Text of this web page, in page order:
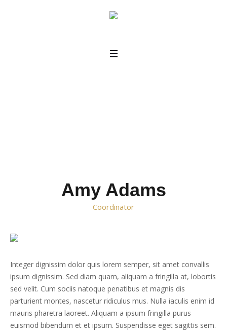
Amy Adams
Сoordinator
Integer dignissim dolor quis lorem semper, sit amet convallis
ipsum dignissim. Sed diam quam, aliquam a fringilla at, lobortis
sed velit. Cum sociis natoque penatibus et magnis dis
parturient montes, nascetur ridiculus mus. Nulla iaculis enim id
mauris pharetra laoreet. Aliquam a ipsum fringilla purus
euismod bibendum et et ipsum. Suspendisse eget sagittis sem.